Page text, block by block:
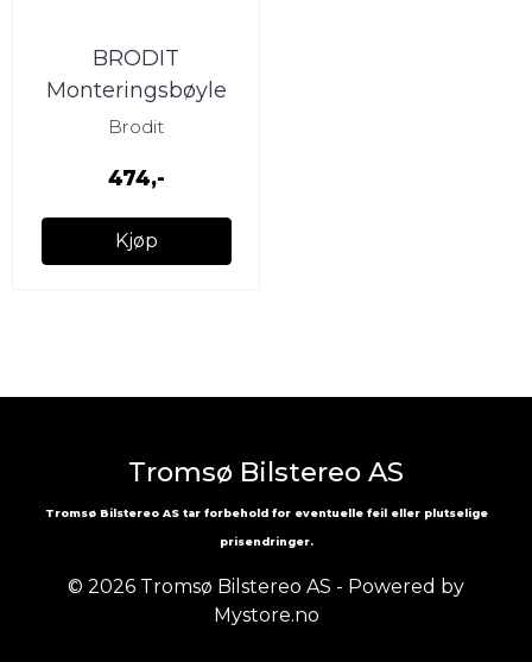
BRODIT
Monteringsbøyle
MAN TGS 08-13
Brodit
474,-
Kjøp
Tromsø Bilstereo AS
Tromsø Bilstereo AS tar forbehold for eventuelle feil eller plutselige
prisendringer.
© 2026 Tromsø Bilstereo AS - Powered by
Mystore.no